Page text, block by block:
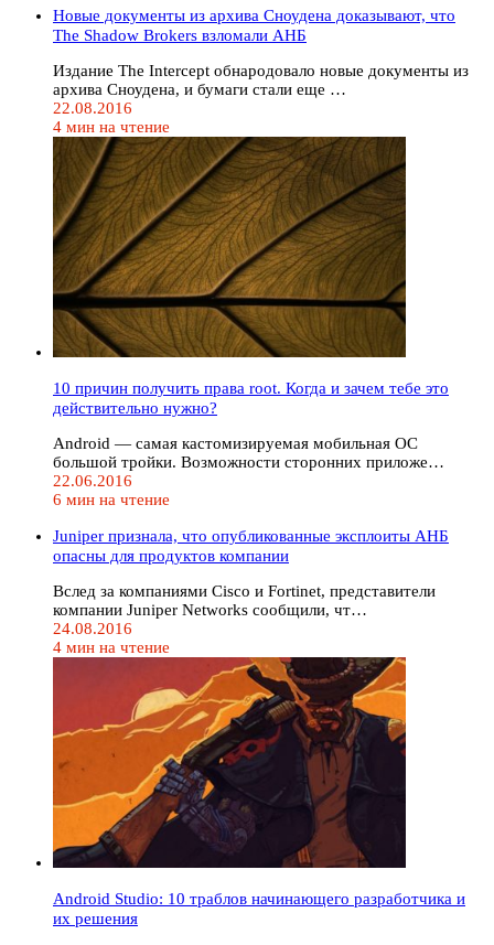
Новые документы из архива Сноудена доказывают, что
The Shadow Brokers взломали АНБ
Издание The Intercept обнародовало новые документы из
архива Сноудена, и бумаги стали еще …
22.08.2016
4 мин на чтение
10 причин получить права root. Когда и зачем тебе это
действительно нужно?
Android — самая кастомизируемая мобильная ОС
большой тройки. Возможности сторонних приложе…
22.06.2016
6 мин на чтение
Juniper признала, что опубликованные эксплоиты АНБ
опасны для продуктов компании
Вслед за компаниями Cisco и Fortinet, представители
компании Juniper Networks сообщили, чт…
24.08.2016
4 мин на чтение
Android Studio: 10 траблов начинающего разработчика и
их решения